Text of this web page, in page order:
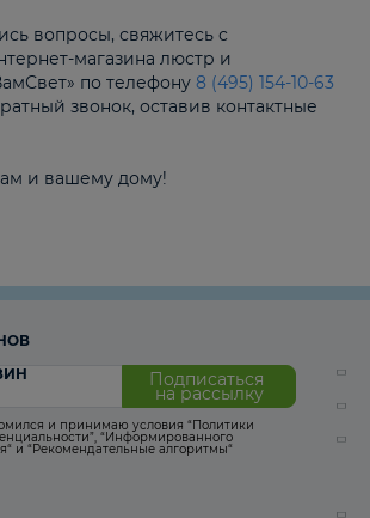
вопросы, свяжитесь с
магазина люстр и
по телефону 8 (495) 154-10-63
звонок, оставив контактные
и вашему дому!
Подписаться
на рассылку
и принимаю условия “Политики
, “Информированного
и “Рекомендательные алгоритмы“